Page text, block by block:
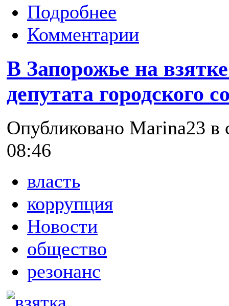
Подробнее
Комментарии
В Запорожье на
депутата городского
Опубликовано Marina23 в
08:46
власть
коррупция
Новости
общество
резонанс